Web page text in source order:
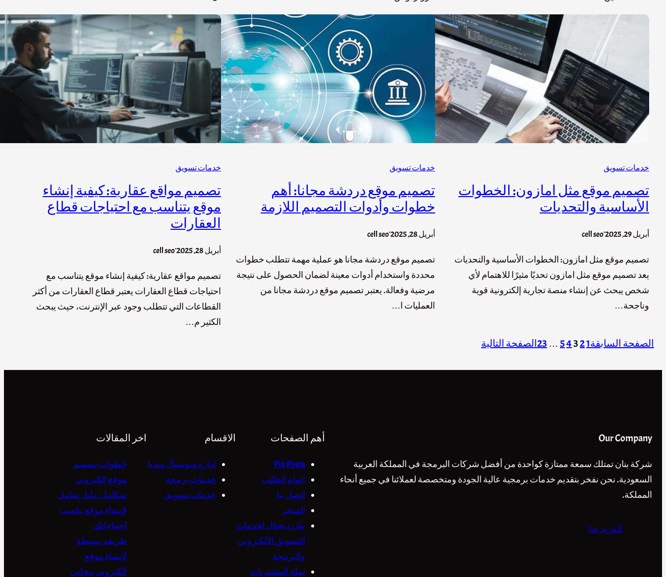
خدمات تسويق
تصميم موقع مثل امازون: الخطوات
الأساسية والتحديات
أبريل 29, 2025 .
cell seo
تصميم موقع مثل امازون: الخطوات الأساسية والتحديات
يعد تصميم موقع مثل امازون تحديًا مثيرًا للاهتمام لأي
شخص يبحث عن إنشاء منصة تجارية إلكترونية قوية
وناجحة…
خدمات تسويق
تصميم موقع دردشة مجانا: أهم
خطوات وأدوات التصميم اللازمة
أبريل 28, 2025 .
cell seo
تصميم موقع دردشة مجانا هو عملية مهمة تتطلب خطوات
محددة واستخدام أدوات معينة لضمان الحصول على نتيجة
مرضية وفعالة. يعتبر تصميم موقع دردشة مجانا من
العمليات ا…
خدمات تسويق
تصميم مواقع عقارية: كيفية إنشاء
موقع يتناسب مع احتياجات قطاع
العقارات
أبريل 28, 2025 .
cell seo
تصميم مواقع عقارية: كيفية إنشاء موقع يتناسب مع
احتياجات قطاع العقارات يعتبر قطاع العقارات من أكثر
القطاعات التي تتطلب وجود عبر الإنترنت، حيث يبحث
الكثير م…
الصفحة السابقة1
2
3
4
5
…
23الصفحة التالية
Our Company
شركة بنان تمتلك سمعة ممتازة كواحدة من أفضل شركات البرمجة في المملكة العربية
السعودية. نحن نفخر بتقديم خدمات برمجية عالية الجودة ومتخصصة لعملائنا في جميع أنحاء
المملكة.
المزيد عنا
أهم الصفحات
Pin Posts
إتمام الطلب
اتصل بنا
المتجر
بنان ديجتال لخدمات
التسويق الالكتروني
والبرمجة
سلة المشتريات
الاقسام
ادارة سوشيال ميديا
خدمات برمجة
خدمات تسويق
اخر المقالات
خطوات تصميم
موقع إلكتروني
متكامل: دليل شامل
لإنشاء موقع يناسب
احتياجاتك
طريقة بسيطة
لإنشاء موقع
الكتروني مجاني